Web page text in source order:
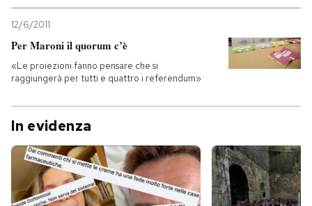
12/6/2011
Per Maroni il quorum c’è
«Le proiezioni fanno pensare che si
raggiungerà per tutti e quattro i referendum»
In evidenza